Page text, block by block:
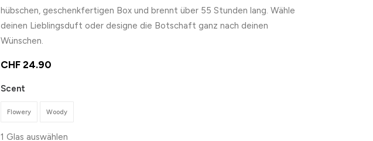
hübschen, geschenkfertigen Box und brennt über 55 Stunden lang. Wähle
deinen Lieblingsduft oder designe die Botschaft ganz nach deinen
Wünschen.
CHF 24.90
Scent
Flowery Woody
1 Glas auswählen